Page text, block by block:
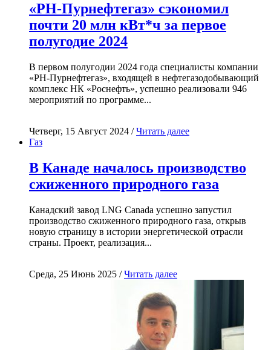
«РН-Пурнефтегаз» сэкономил
почти 20 млн кВт*ч за первое
полугодие 2024
В первом полугодии 2024 года специалисты компании
«РН-Пурнефтегаз», входящей в нефтегазодобывающий
комплекс НК «Роснефть», успешно реализовали 946
мероприятий по программе...
Четверг, 15 Август 2024 /Читать далее
Газ
В Канаде началось производство
сжиженного природного газа
Канадский завод LNG Canada успешно запустил
производство сжиженного природного газа, открыв
новую страницу в истории энергетической отрасли
страны. Проект, реализация...
Среда, 25 Июнь 2025 /Читать далее